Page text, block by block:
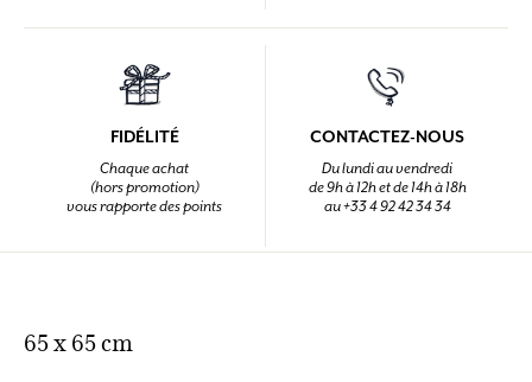
FIDÉLITÉ
Chaque achat
(hors promotion)
vous rapporte des points
CONTACTEZ-NOUS
Du lundi au vendredi
de 9h à 12h et de 14h à 18h
au +33 4 92 42 34 34
65 x 65 cm